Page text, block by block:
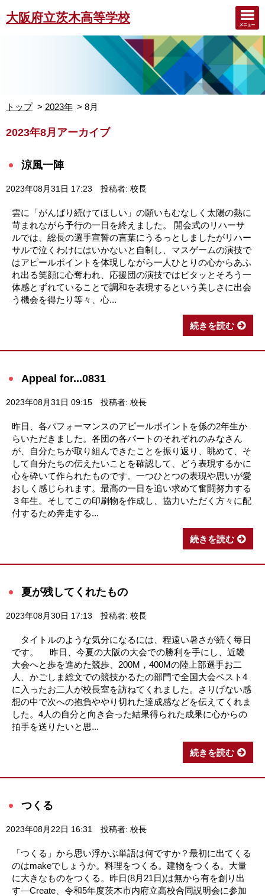
大阪府立茨木高等学校
トップ 2023年 8月
2023年8月アーカイブ
涼風一陣
2023年08月31日 17:23 投稿者: 校長
雲に「がんばり続けてほしい」の願いもむなしく太陽の熱に
苛まれながら予行の一日を終えました。 開会式のリハーサ
ルでは、総長の選手宣誓の言葉にうるっとしましたがリハー
サルで泣くわけにはいかないと自制し、マスゲームの演技で
はアピールポイントを体現しながら一人ひとりの心からあふ
れ出る笑顔に心奪われ、応援団の演技ではピタッとそろう一
体感とずれていることで調和を表現するという美しさに出会
う機会を得たり等々、心...
続きを読む
Appeal for...0831
2023年08月31日 09:15 投稿者: 校長
昨日、各パフォーマンスのアピールポイントを係の2年生か
らいただきました。各団の各パートのそれぞれのみなさん
が、自分たちが取り組んできたことを振り返り、眺めて、そ
して自分たちの伝えたいことを確認して、どう表現するかに
心を砕いて作られたものです。一つひとつの表現や思いが愛
おしく感じられます。最高の一日を追い求めて奮闘努力する
３年生。そしてこの印刷物を作成し、協力いただく方々に配
付するため奔走する...
続きを読む
夏が残してくれたもの
2023年08月30日 17:13 投稿者: 校長
タイトルのような気分になるには、程遠い暑さが続く毎日
です。 昨日、今夏の大阪の大会での勝利を手にし、近畿
大会へと歩を進めた競歩、200M，400Mの陸上部選手お二
人、かごしま総文での競技かるたの部門で全国大会ベスト4
に入ったお二人が校長室を訪ねてくれました。さりげない感
想の中で次への抱負ややり切れた達成感などを伝えてくれま
した。4人の自分と向き合った結果得られた成果に心からの
拍手を送りたいと思...
続きを読む
つくる
2023年08月22日 16:31 投稿者: 校長
「つくる」から思い浮かぶ単語は何ですか？最初に出てくる
のはmakeでしょうか。料理をつくる。建物をつくる。大量
に大きなものをつくる。昨日(8月21日)は無から有を創り出
す―Create、令和5年度茨木市内府立高校合同説明会に参加